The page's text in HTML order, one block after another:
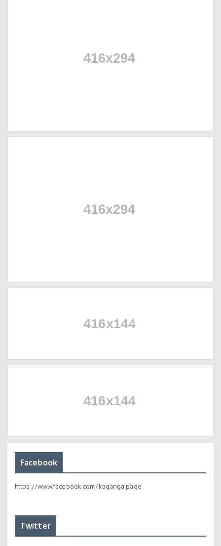
Facebook
https://www.facebook.com/kaganga.page
Twitter